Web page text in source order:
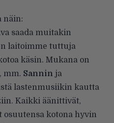
näin:
saada muitakin
laitoimme tuttuja
käsin. Mukana on
mm. Sannin ja
lastenmusiikin kautta
Kaikki äänittivät,
osuutensa kotona hyvin